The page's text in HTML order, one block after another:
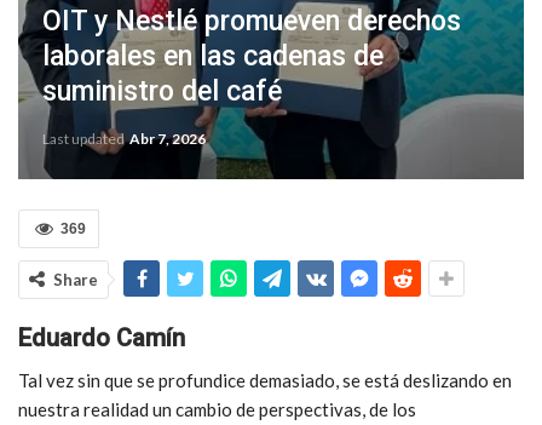
OIT y Nestlé promueven derechos
laborales en las cadenas de
suministro del café
Last updatedAbr 7, 2026
369
Share
Eduardo Camín
Tal vez sin que se profundice demasiado, se está deslizando en
nuestra realidad un cambio de perspectivas, de los